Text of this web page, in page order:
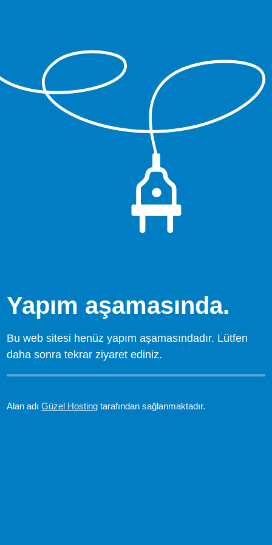
Yapım aşamasında.
Bu web sitesi henüz yapım aşamasındadır. Lütfen
daha sonra tekrar ziyaret ediniz.
Alan adıGüzel Hosting tarafından sağlanmaktadır.